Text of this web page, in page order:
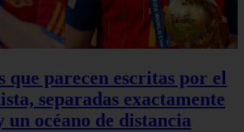
que parecen escritas por el
separadas exactamente
un océano de distancia